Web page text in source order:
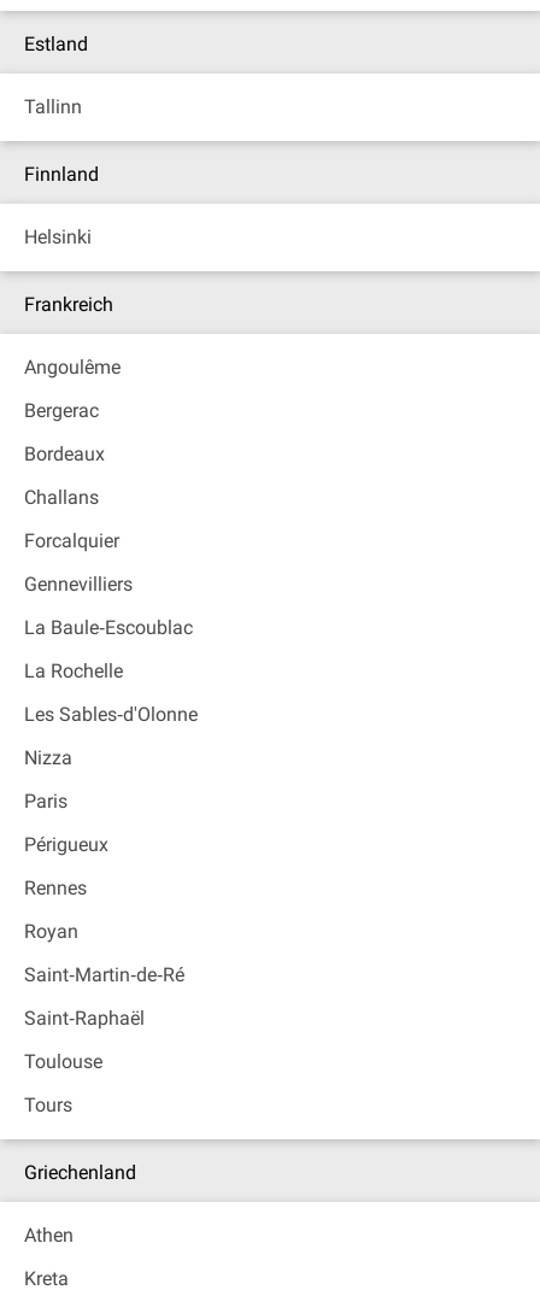
Estland
Tallinn
Finnland
Helsinki
Frankreich
Angoulême
Bergerac
Bordeaux
Challans
Forcalquier
Gennevilliers
La Baule‐Escoublac
La Rochelle
Les Sables‐d'Olonne
Nizza
Paris
Périgueux
Rennes
Royan
Saint‐Martin‐de‐Ré
Saint‐Raphaël
Toulouse
Tours
Griechenland
Athen
Kreta